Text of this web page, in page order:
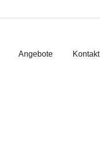
Angebote Kontakt